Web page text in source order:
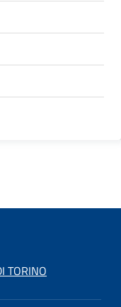
TORINO